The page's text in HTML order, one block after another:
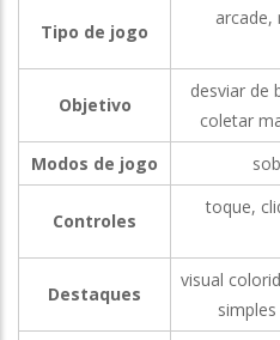
Tipo de jogo
arcade,
Objetivo
desviar de
coletar
Modos de jogo
Controles
toque,
Destaques
visual